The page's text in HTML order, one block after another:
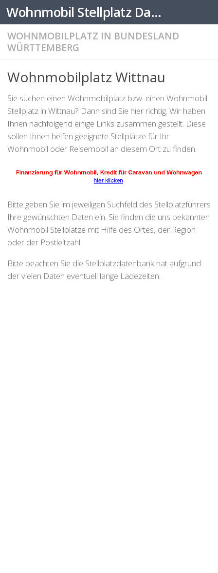
Zum Inhalt springen Wohnmobil Stellplatz Datenbank
WOHNMOBILPLATZ IN BUNDESLAND
WÜRTTEMBERG
Wohnmobilplatz Wittnau
Sie suchen einen Wohnmobilplatz bzw. einen Wohnmobil
Stellplatz in Wittnau? Dann sind Sie hier richtig. Wir haben
Ihnen nachfolgend einige Links zusammen gestellt. Diese
sollen Ihnen helfen geeignete Stellplätze für Ihr
Wohnmobil oder Reisemobil an diesem Ort zu finden.
Bitte geben Sie im jeweiligen Suchfeld des Stellplatzführers
Ihre gewünschten Daten ein. Sie finden die uns bekannten
Wohnmobil Stellplätze mit Hilfe des Ortes, der Region
oder der Postleitzahl.
Bitte beachten Sie die Stellplatzdatenbank hat aufgrund
der vielen Daten eventuell lange Ladezeiten.